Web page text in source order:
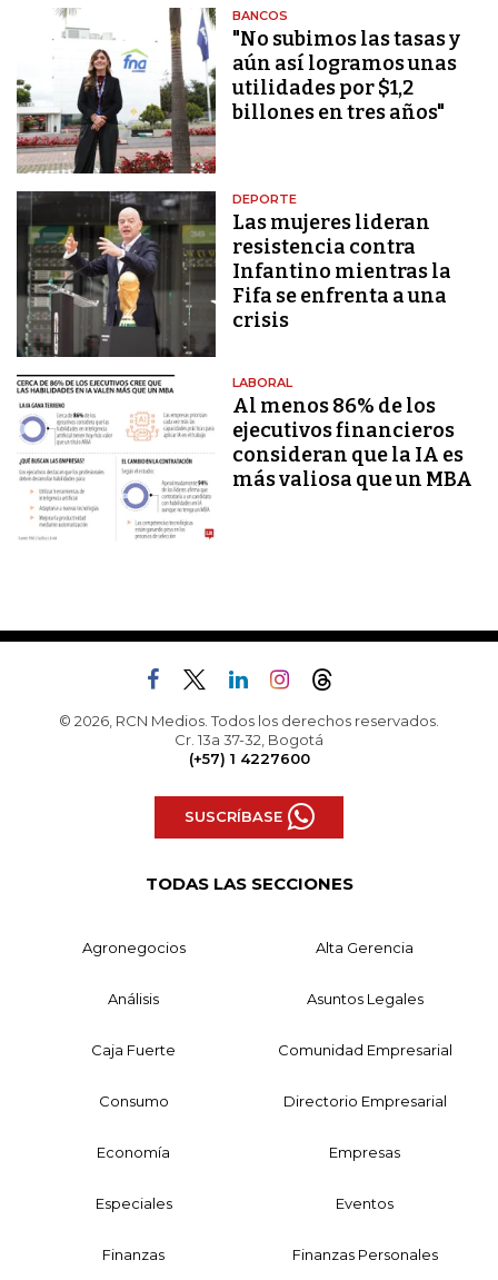
BANCOS
"No subimos las tasas y
aún así logramos unas
utilidades por $1,2
billones en tres años"
DEPORTE
Las mujeres lideran
resistencia contra
Infantino mientras la
Fifa se enfrenta a una
crisis
LABORAL
Al menos 86% de los
ejecutivos financieros
consideran que la IA es
más valiosa que un MBA
© 2026, RCN Medios. Todos los derechos reservados.
Cr. 13a 37-32, Bogotá
(+57) 1 4227600
SUSCRÍBASE
TODAS LAS SECCIONES
Agronegocios Alta Gerencia
Análisis Asuntos Legales
Caja Fuerte Comunidad Empresarial
Consumo Directorio Empresarial
Economía Empresas
Especiales Eventos
Finanzas Finanzas Personales